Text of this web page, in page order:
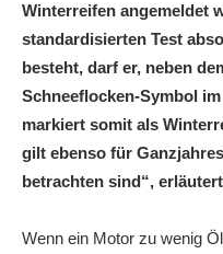
Winterreifen angemeldet
standardisierten Test
besteht, darf er, neben
Schneeflocken-Symbol
markiert somit als
gilt ebenso für
betrachten sind“,
Wenn ein Motor zu wenig